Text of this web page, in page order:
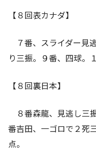
【８回表カナダ】
７番、スライダー見
り三振。９番、四球。
【８回裏日本】
８番森龍、見逃し三
番吉田、一ゴロで２死
点。